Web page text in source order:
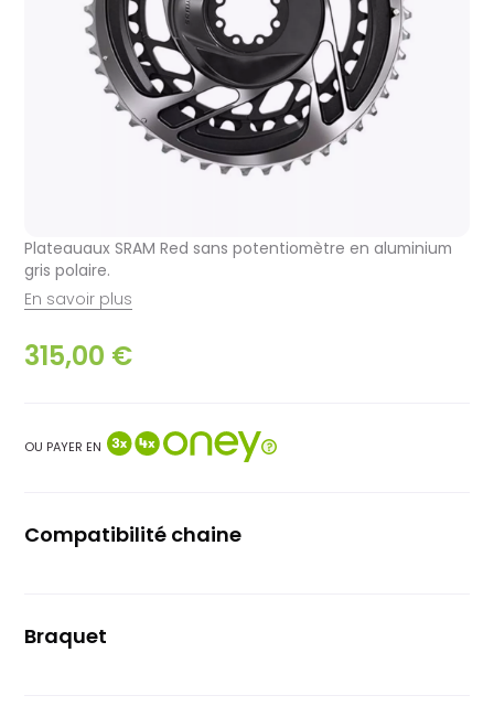
Plateauaux SRAM Red sans potentiomètre en aluminium
gris polaire.
En savoir plus
315,00 €
OU PAYER EN
Compatibilité chaine
Braquet